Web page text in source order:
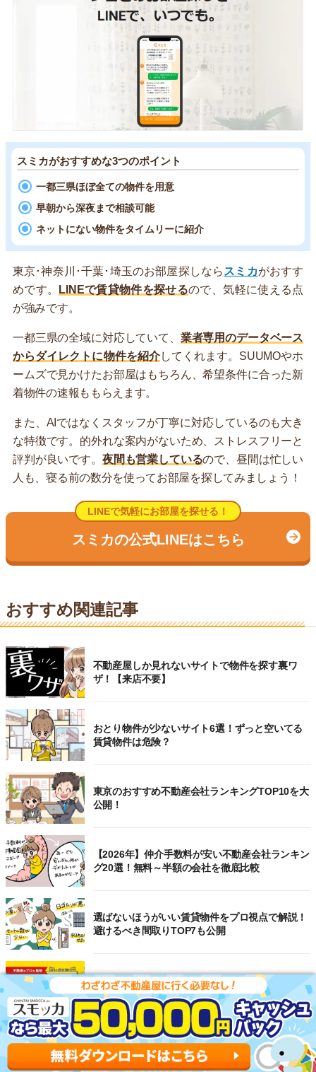
スミカがおすすめな3つのポイント
一都三県ほぼ全ての物件を用意
早朝から深夜まで相談可能
ネットにない物件をタイムリーに紹介
東京･神奈川･千葉･埼玉のお部屋探しなら スミカがおすす
めです。
LINEで賃貸物件を探せるので、気軽に使える点
が強みです。
一都三県の全域に対応していて、 業者専用のデータベース
からダイレクトに物件を紹介してくれます。SUUMOやホ
ームズで見かけたお部屋はもちろん、希望条件に合った新
着物件の速報ももらえます。
また、AIではなくスタッフが丁寧に対応しているのも大き
な特徴です。的外れな案内がないため、ストレスフリーと
評判が良いです。 夜間も営業しているので、昼間は忙しい
人も、寝る前の数分を使ってお部屋を探してみましょう！
LINEで気軽にお部屋を探せる！
スミカの公式LINEはこちら
おすすめ関連記事
不動産屋しか見れないサイトで物件を探す裏ワ
ザ！【来店不要】
おとり物件が少ないサイト6選！ずっと空いてる
賃貸物件は危険？
東京のおすすめ不動産会社ランキングTOP10を大
公開！
【2026年】仲介手数料が安い不動産会社ランキン
グ20選！無料～半額の会社を徹底比較
選ばないほうがいい賃貸物件をプロ視点で解説！
避けるべき間取りTOP7も公開
【2026年】賃貸サイトおすすめランキング！全
50社の物件探しサイトを比較検証
スーモに載ってない物件はある？ネットにない未
公開物件の探し方を不動産屋が解説！